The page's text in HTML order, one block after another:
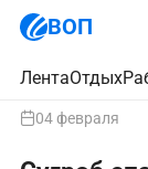
ВОП
ЛентаОтдых
04 февраля